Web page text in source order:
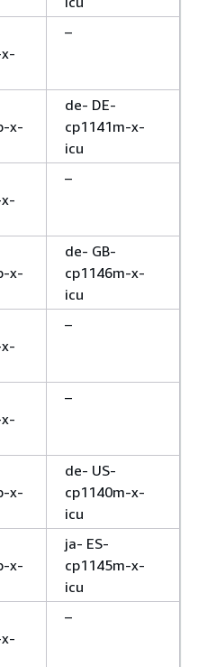
–
x-
de- DE-
cp1141m-x-
icu
–
x-
de- GB-
cp1146m-x-
icu
–
–
x-
de- US-
cp1140m-x-
icu
x-
ja- ES-
cp1145m-x-
icu
–